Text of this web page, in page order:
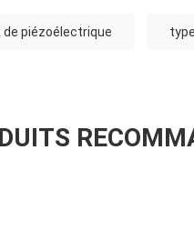
piézoélectrique